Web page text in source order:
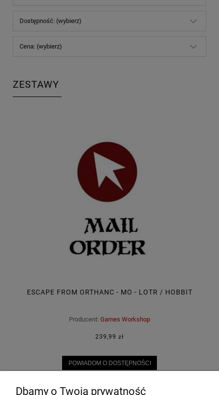
Dostępność: (wybierz)
Cena: (wybierz)
ZESTAWY
ESCAPE FROM ORTHANC - MO - LOTR / HOBBIT
Producent: Games Workshop
239,99 zł
POWIADOM O DOSTĘPNOŚCI
Dbamy o Twoją prywatność